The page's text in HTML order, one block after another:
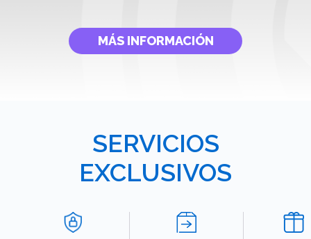
MÁS INFORMACIÓN
SERVICIOS
EXCLUSIVOS